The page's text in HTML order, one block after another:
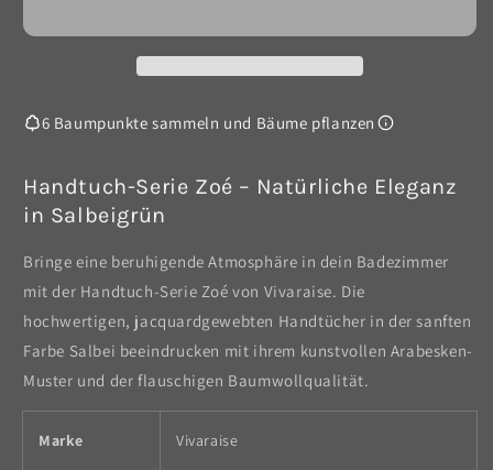
Salbei
Salbei
6 Baumpunkte sammeln und Bäume pflanzen
Handtuch-Serie Zoé – Natürliche Eleganz
in Salbeigrün
Bringe eine beruhigende Atmosphäre in dein Badezimmer
mit der Handtuch-Serie Zoé von Vivaraise. Die
hochwertigen, jacquardgewebten Handtücher in der sanften
Farbe Salbei beeindrucken mit ihrem kunstvollen Arabesken-
Muster und der flauschigen Baumwollqualität.
Marke Vivaraise